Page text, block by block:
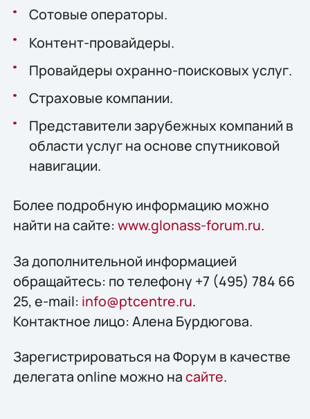
Сотовые операторы.
Контент-провайдеры.
Провайдеры охранно-поисковых услуг.
Страховые компании.
Представители зарубежных компаний в
области услуг на основе спутниковой
навигации.
Более подробную информацию можно
найти на сайте: www.glonass-forum.ru.
За дополнительной информацией
обращайтесь: по телефону +7 (495) 784 66
25, e-mail: info@ptcentre.ru.
Контактное лицо: Алена Бурдюгова.
Зарегистрироваться на Форум в качестве
делегата online можно насайте.